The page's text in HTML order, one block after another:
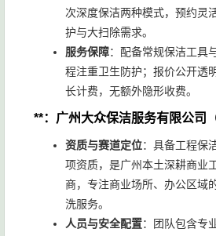
次深度保洁两种模式，预约灵
护与大扫除需求。
服务保障：配备常规保洁工具
程注重卫生防护；报价公开透
长计费，无额外隐形收费。
**：广州大众保洁服务有限公司（
资质与赛道定位：具备工程保
项资质，是广州本土深耕商业
商，专注商业场所、办公区域
洗服务。
人员与安全配置：团队包含专